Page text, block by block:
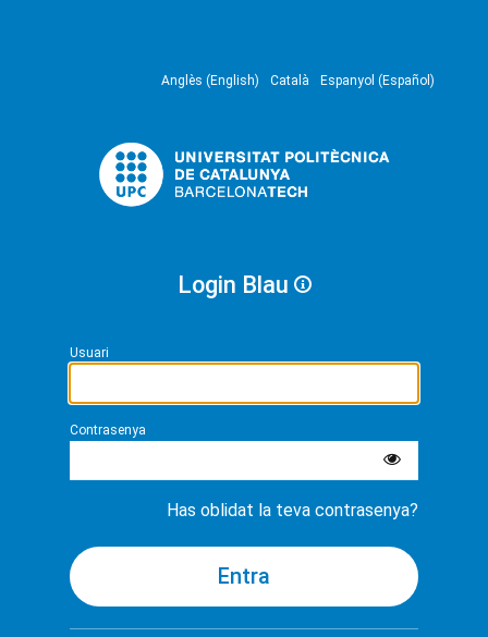
Anglès (English) Català Espanyol (Español)
Login Blau
Usuari
Contrasenya
Has oblidat la teva contrasenya?